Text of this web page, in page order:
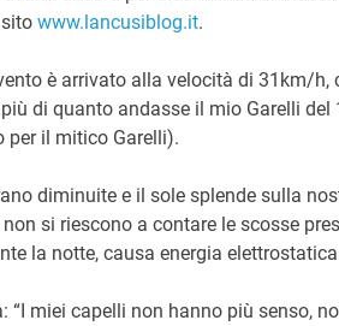
www.lancusiblog.it.
è arrivato alla velocità di 31km/h,
di quanto andasse il mio Garelli del
per il mitico Garelli).
diminuite e il sole splende sulla
si riescono a contare le scosse
la notte, causa energia
“I miei capelli non hanno più senso,